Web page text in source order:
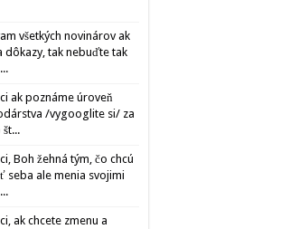
všetkých novinárov ak
dôkazy, tak nebuďte tak
ak poznáme úroveň
/vygooglite si/ za
Boh žehná tým, čo chcú
seba ale menia svojimi
ak chcete zmenu a